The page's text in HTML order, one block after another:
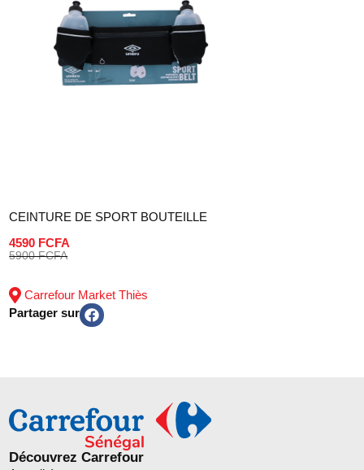
CEINTURE DE SPORT BOUTEILLE
4590 FCFA
5900 FCFA
Carrefour Market Thiès
Partager sur
Découvrez Carrefour